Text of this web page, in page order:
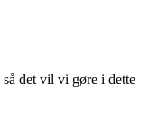
det vil vi gøre i dette